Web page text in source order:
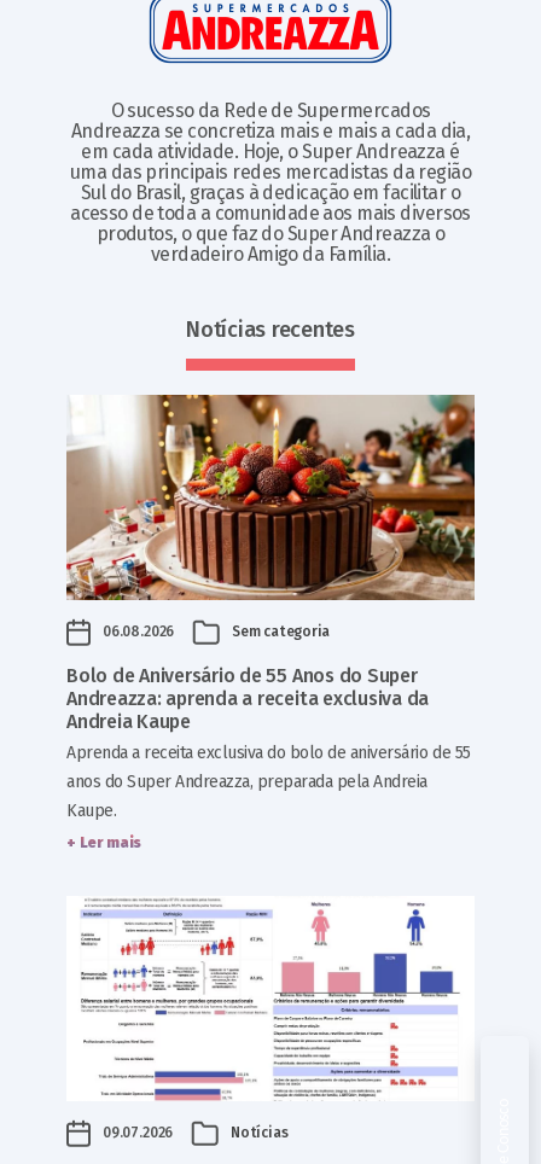
O sucesso da Rede de Supermercados
Andreazza se concretiza mais e mais a cada dia,
em cada atividade. Hoje, o Super Andreazza é
uma das principais redes mercadistas da região
Sul do Brasil, graças à dedicação em facilitar o
acesso de toda a comunidade aos mais diversos
produtos, o que faz do Super Andreazza o
verdadeiro Amigo da Família.
Notícias recentes
06.08.2026 Sem categoria
Bolo de Aniversário de 55 Anos do Super
Andreazza: aprenda a receita exclusiva da
Andreia Kaupe
Aprenda a receita exclusiva do bolo de aniversário de 55
anos do Super Andreazza, preparada pela Andreia
Kaupe.
+ Ler mais
09.07.2026 Notícias